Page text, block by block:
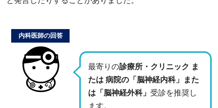
最寄りの診療所・クリニック ま
たは 病院の「脳神経内科」また
は「脳神経外科」 受診を推奨し
ます。
内科医師の回答